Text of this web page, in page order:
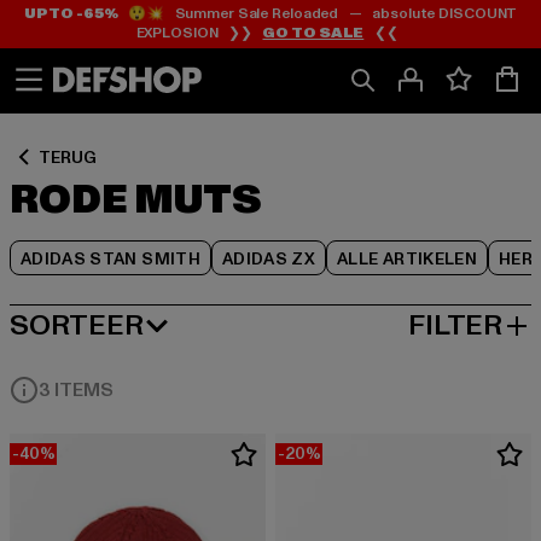
Ga
naar
Ga
naar
UP TO -65%😲💥 Summer Sale Reloaded — absolute DISCOUNT
EXPLOSION ❯❯ GO TO SALE ❮❮
TERUG
RODE MUTS
ADIDAS STAN SMITH ADIDAS ZX ALLE ARTIKELEN
Ga
naar
Rooster
SORTEER
MEEST POPULAIRE FILTER
3 ITEMS
-40% -20%